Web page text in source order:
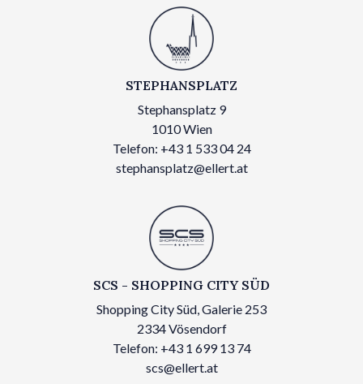
STEPHANSPLATZ
Stephansplatz 9
1010 Wien
Telefon: +43 1 533 04 24
stephansplatz@ellert.at
SCS - SHOPPING CITY SÜD
Shopping City Süd, Galerie 253
2334 Vösendorf
Telefon: +43 1 699 13 74
scs@ellert.at